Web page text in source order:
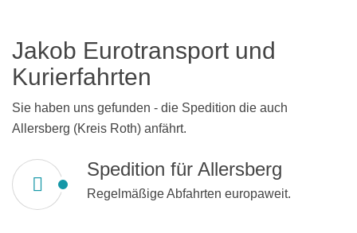
Jakob Eurotransport und
Kurierfahrten
Sie haben uns gefunden - die Spedition die auch
Allersberg (Kreis Roth) anfährt.
Spedition für Allersberg
Regelmäßige Abfahrten europaweit.